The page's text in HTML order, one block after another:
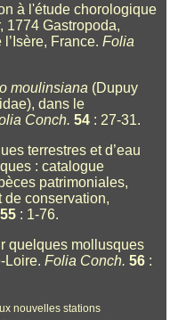
à l'étude chorologique
1774 Gastropoda,
France.Folia
moulinsiana (Dupuy
dans le
Conch. 54 : 27-31.
terrestres et d’eau
: catalogue
patrimoniales,
conservation,
55 : 1-76.
quelques mollusques
Loire.Folia Conch. 56 :
nouvelles stations